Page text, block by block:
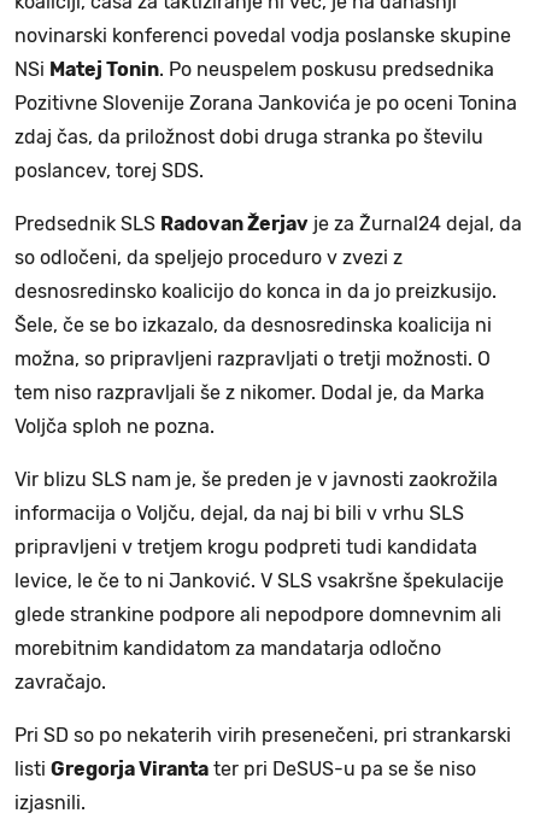
novinarski konferenci povedal vodja poslanske skupine
NSi Matej Tonin. Po neuspelem poskusu predsednika
Pozitivne Slovenije Zorana Jankovića je po oceni Tonina
zdaj čas, da priložnost dobi druga stranka po številu
poslancev, torej SDS.
Predsednik SLS Radovan Žerjav je za Žurnal24 dejal, da
so odločeni, da speljejo proceduro v zvezi z
desnosredinsko koalicijo do konca in da jo preizkusijo.
Šele, če se bo izkazalo, da desnosredinska koalicija ni
možna, so pripravljeni razpravljati o tretji možnosti. O
tem niso razpravljali še z nikomer. Dodal je, da Marka
Voljča sploh ne pozna.
Vir blizu SLS nam je, še preden je v javnosti zaokrožila
informacija o Voljču, dejal, da naj bi bili v vrhu SLS
pripravljeni v tretjem krogu podpreti tudi kandidata
levice, le če to ni Janković. V SLS vsakršne špekulacije
glede strankine podpore ali nepodpore domnevnim ali
morebitnim kandidatom za mandatarja odločno
zavračajo.
Pri SD so po nekaterih virih presenečeni, pri strankarski
listi Gregorja Viranta ter pri DeSUS-u pa se še niso
izjasnili.